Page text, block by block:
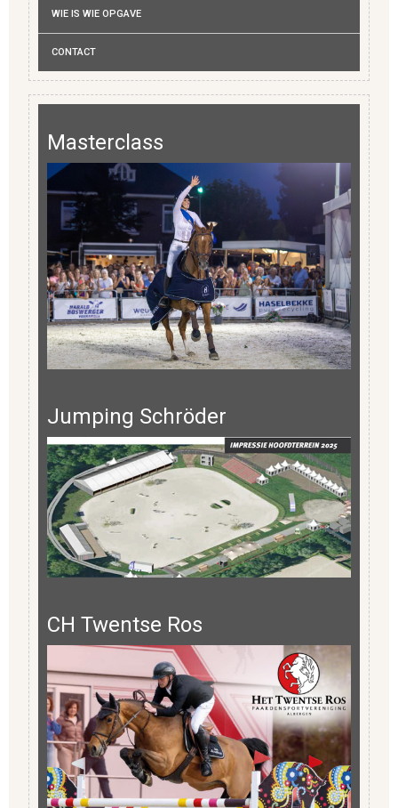
WIE IS WIE OPGAVE
CONTACT
Masterclass
Jumping Schröder
CH Twentse Ros